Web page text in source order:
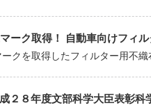
ーク取得！ 自動車向けフィ
クを取得したフィルター用不
２８年度文部科学大臣表彰